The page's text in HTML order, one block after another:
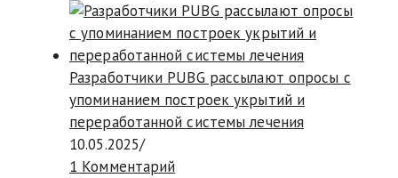
Разработчики PUBG рассылают опросы с
упоминанием построек укрытий и
переработанной системы лечения
10.05.2025/
1 Комментарий